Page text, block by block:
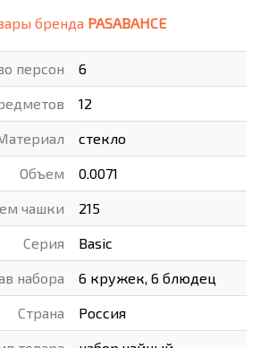
бренда PASABAHCE
персон 6
12
стекло
Объем 0.0071
чашки 215
Серия Basic
набора 6 кружек, 6 блюдец
Страна Россия